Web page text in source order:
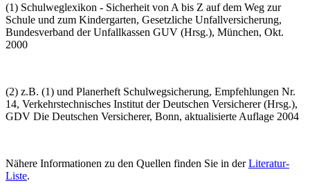
(1) Schulweglexikon - Sicherheit von A bis Z auf dem Weg zur
Schule und zum Kindergarten, Gesetzliche Unfallversicherung,
Bundesverband der Unfallkassen GUV (Hrsg.), München, Okt.
2000
(2) z.B. (1) und Planerheft Schulwegsicherung, Empfehlungen Nr.
14, Verkehrstechnisches Institut der Deutschen Versicherer (Hrsg.),
GDV Die Deutschen Versicherer, Bonn, aktualisierte Auflage 2004
Nähere Informationen zu den Quellen finden Sie in derLiteratur-
Liste.